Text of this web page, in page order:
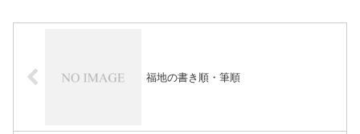
福地の書き順・筆順